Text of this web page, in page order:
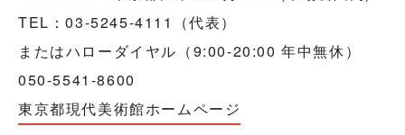
TEL：03-5245-4111（代表）
またはハローダイヤル（9:00-20:00 年中無休）
050-5541-8600
東京都現代美術館ホームページ